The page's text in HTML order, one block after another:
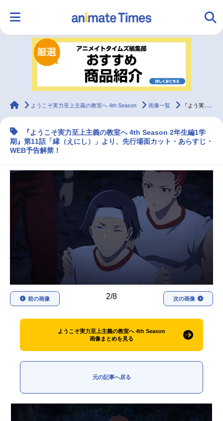
ランキング アニメ
ラジオ グッズ
マンガ・ラノベ ゲーム・アプリ 音楽 コスプレ
配信・Vtuber トレンド
声優記事一覧
実写化映画一覧
今期アニメ曜日別一覧
春アニメ 夏アニメ
秋アニメ
animateTimes
ようこそ実力至上主義の教室へ 4th Season 画像一覧 『よう実 4th Season 2年生編1学期』第11話先行カット・あらすじ・WEB予告
『ようこそ実力至上主義の教室へ 4th Season 2年生編1学
期』第11話「縁（えにし）」より、先行場面カット・あらすじ・
WEB予告解禁！
2/8
前の画像 次の画像
ようこそ実力至上主義の教室へ 4th Season
画像まとめを見る
元の記事へ戻る